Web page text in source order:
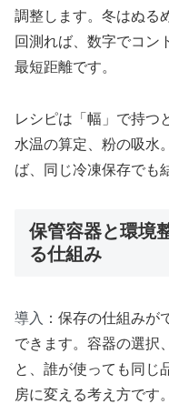
調整します。冬はぬる
回測れば、数字でコン
最短距離です。
レシピは「幅」で持つ
水温の算定、粉の吸水
ば、同じ冷凍保存でも
保管容器と環境
る仕組み
導入 ：保存の仕組み
できます。容器の選択
と、誰が使っても同じ
房に変える考え方です。